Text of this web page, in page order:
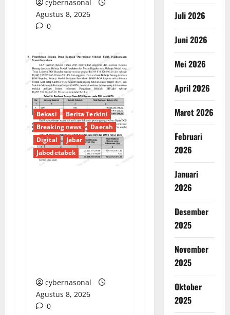
cybernasonal
Agustus 8, 2026
0
Bekasi
Berita Terkini
Breaking news
Daerah
Digital
Jabar
Jabodetabek
cybernasonal
Agustus 8, 2026
0
Juli 2026
Juni 2026
Mei 2026
April 2026
Maret 2026
Februari
2026
Januari
2026
Desember
2025
November
2025
Oktober
2025